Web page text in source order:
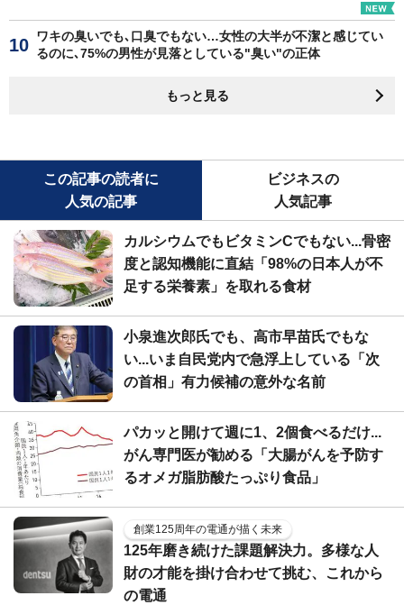
ワキの臭いでも､口臭でもない…女性の大半が不潔と感じてい
るのに､75%の男性が見落としている"臭い"の正体
もっと見る
この記事の読者に
人気の記事
ビジネスの
人気記事
カルシウムでもビタミンCでもない...骨密
度と認知機能に直結「98%の日本人が不
足する栄養素」を取れる食材
小泉進次郎氏でも、高市早苗氏でもな
い...いま自民党内で急浮上している「次
の首相」有力候補の意外な名前
パカッと開けて週に1、2個食べるだけ...
がん専門医が勧める「大腸がんを予防す
るオメガ脂肪酸たっぷり食品」
創業125周年の電通が描く未来
125年磨き続けた課題解決力。多様な人
財の才能を掛け合わせて挑む、これから
の電通